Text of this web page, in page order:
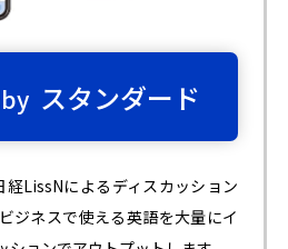
スタンダード
LissNによるディスカッション
ジネスで使える英語を大量にイ